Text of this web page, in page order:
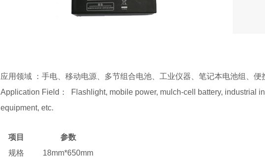
应用领域 ：手电、移动电源、多节组合电池、工业仪器、笔记本电池组、便
Application Field： Flashlight, mobile power, mulch-cell battery, industrial
equipment, etc.
项目
参数
规格
18mm*650mm